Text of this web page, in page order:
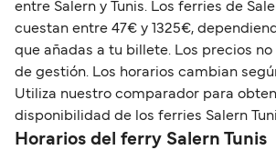
entre Salern y Tunis. Los ferries de
cuestan entre 47€ y 1325€,
que añadas a tu billete. Los precios
de gestión. Los horarios cambian
Utiliza nuestro comparador para
disponibilidad de los ferries Salern
Horarios del ferry Salern Tunis